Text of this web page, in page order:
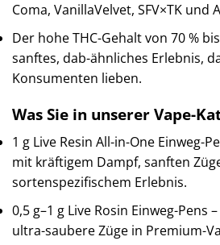
Coma, VanillaVelvet, SFV×TK und
Der hohe THC-Gehalt von 70 %
sanftes, dab-ähnliches Erlebnis,
Konsumenten lieben.
Was Sie in unserer Vape-
1 g Live Resin All-in-One Einweg-
mit kräftigem Dampf, sanften
sortenspezifischem Erlebnis.
0,5 g–1 g Live Rosin Einweg-Pens
ultra-saubere Züge in Premium-